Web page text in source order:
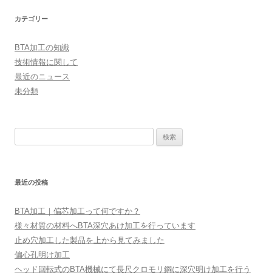
カテゴリー
BTA加工の知識
技術情報に関して
最近のニュース
未分類
最近の投稿
BTA加工｜偏芯加工って何ですか？
様々材質の材料へBTA深穴あけ加工を行っています
止め穴加工した製品を上から見てみました
偏心孔明け加工
ヘッド回転式のBTA機械にて長尺クロモリ鋼に深穴明け加工を行う